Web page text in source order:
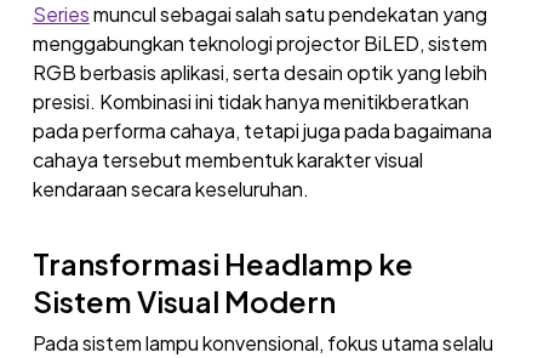
Seriesmuncul sebagai salah satu pendekatan yang
menggabungkan teknologi projector BiLED, sistem
RGB berbasis aplikasi, serta desain optik yang lebih
presisi. Kombinasi ini tidak hanya menitikberatkan
pada performa cahaya, tetapi juga pada bagaimana
cahaya tersebut membentuk karakter visual
kendaraan secara keseluruhan.
Transformasi Headlamp ke
Sistem Visual Modern
Pada sistem lampu konvensional, fokus utama selalu